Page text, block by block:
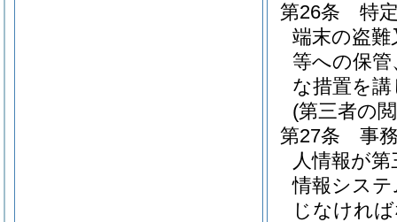
第26条
特
端末の盗
等への保
な措置を
(第三者の
第27条
事
人情報が
情報シス
じなけれ